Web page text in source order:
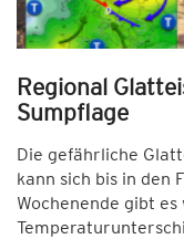
Regional
Sumpflage
Die gefährliche
kann sich bis in den
Wochenende gibt